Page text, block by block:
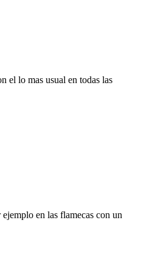
el lo mas usual en todas las
en las flamecas con un